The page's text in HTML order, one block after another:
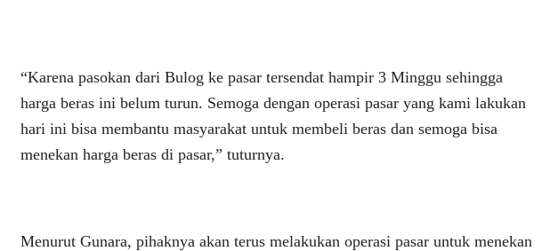
“Karena pasokan dari Bulog ke pasar tersendat hampir 3 Minggu sehingga
harga beras ini belum turun. Semoga dengan operasi pasar yang kami lakukan
hari ini bisa membantu masyarakat untuk membeli beras dan semoga bisa
menekan harga beras di pasar,” tuturnya.
Menurut Gunara, pihaknya akan terus melakukan operasi pasar untuk menekan